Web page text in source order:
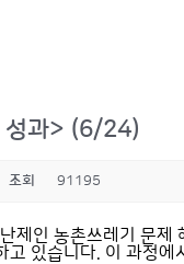
성과> (6/24)
조회 91195
인 농촌쓰레기 문
있습니다. 이 과정